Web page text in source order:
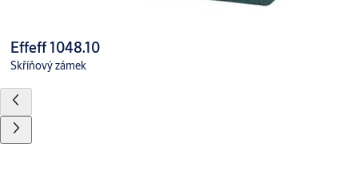
Effeff 1048.10
Skříňový zámek